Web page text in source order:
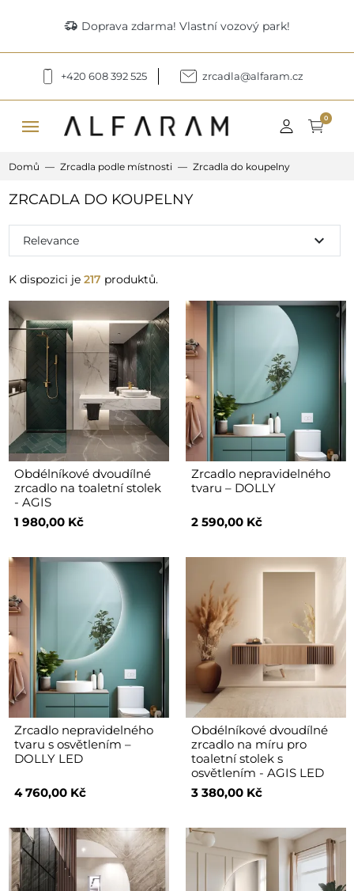
delivery_truck_speed Doprava zdarma! Vlastní vozový park!
+420 608 392 525 zrcadla@alfaram.cz
menu 0
Domů Zrcadla podle místnosti Zrcadla do koupelny
ZRCADLA DO KOUPELNY
K dispozici je 217 produktů.
Relevance expand_more
Obdélníkové dvoudílné
zrcadlo na toaletní stolek
- AGIS
1 980,00 Kč
Zrcadlo nepravidelného
tvaru – DOLLY
2 590,00 Kč
Zrcadlo nepravidelného
tvaru s osvětlením –
DOLLY LED
4 760,00 Kč
Obdélníkové dvoudílné
zrcadlo na míru pro
toaletní stolek s
osvětlením - AGIS LED
3 380,00 Kč